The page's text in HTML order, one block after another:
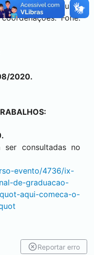
meet e youtube.
Fone:
2020.
ser consultadas no
evento/4736/ix-
de-graduacao-
aqui-comeca-o-
Reportar erro